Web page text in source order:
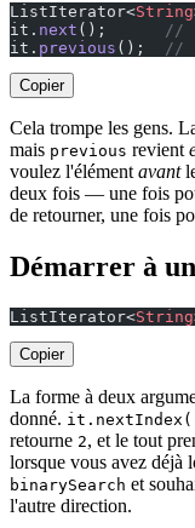
ListIterator<String
it. next ();
//
it. previous (); //
Copier
Cela trompe les gens.
mais previous revient
voulez l'élément avant
deux fois — une fois
de retourner, une fois
Démarrer à
ListIterator<String
Copier
La forme à deux
donné.
retourne 2, et le tout
lorsque vous avez déjà
binarySearch et
l'autre direction.